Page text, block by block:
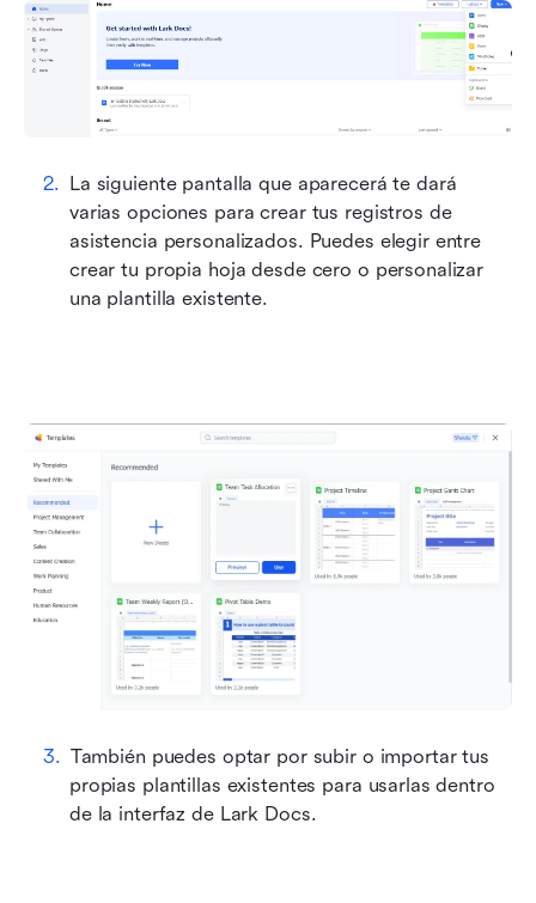
La siguiente pantalla que aparecerá te dará
varias opciones para crear tus registros de
asistencia personalizados. Puedes elegir entre
crear tu propia hoja desde cero o personalizar
una plantilla existente.
También puedes optar por subir o importar tus
propias plantillas existentes para usarlas dentro
de la interfaz de Lark Docs.